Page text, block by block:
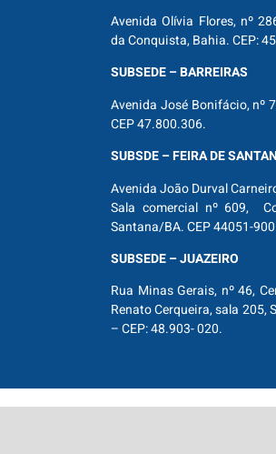
Avenida Olívia Flores, nº
da Conquista, Bahia. CEP:
SUBSEDE – BARREIRAS
Avenida José Bonifácio, nº
CEP 47.800.306.
SUBSDE – FEIRA DE
Avenida João Durval
Sala comercial nº 609,
Santana/BA. CEP 44051-
SUBSEDE – JUAZEIRO
Rua Minas Gerais, nº 46,
Renato Cerqueira, sala 205,
– CEP: 48.903- 020.